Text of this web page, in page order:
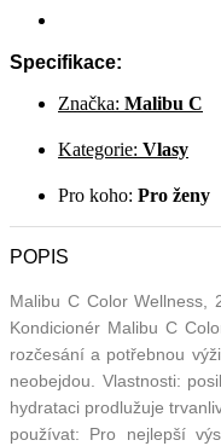
Specifikace:
Značka: Malibu C
Kategorie: Vlasy
Pro koho: Pro ženy
POPIS
Malibu C Color Wellness,
Kondicionér Malibu C
rozčesání a potřebnou
neobejdou. Vlastnosti:
hydrataci prodlužuje
používat: Pro nejlepší